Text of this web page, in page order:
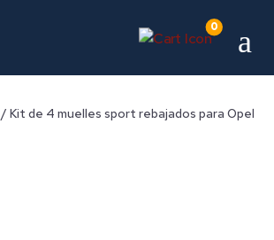
0 a
/ Kit de 4 muelles sport rebajados para Opel